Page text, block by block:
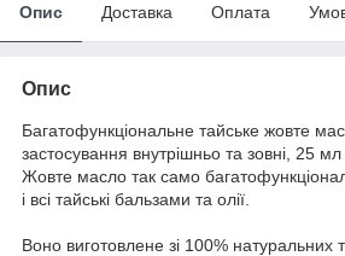
Опис Доставка Оплата
Опис
Багатофункціональне тайське жовте
застосування внутрішньо та зовні, 25 мл
Жовте масло так само
і всі тайські бальзами та олії.
Воно виготовлене зі 100% натуральних